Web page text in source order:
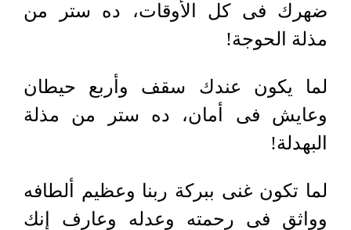
ضهرك فى كل الأوقات، ده ستر من
مذلة الحوجة!
لما يكون عندك سقف وأربع حيطان
وعايش فى أمان، ده ستر من مذلة
البهدلة!
لما تكون غنى ببركة ربنا وعظيم ألطافه
وواثق فى رحمته وعدله وعارف إنك